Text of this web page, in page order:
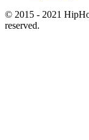
© 2015 - 2021
reserved.